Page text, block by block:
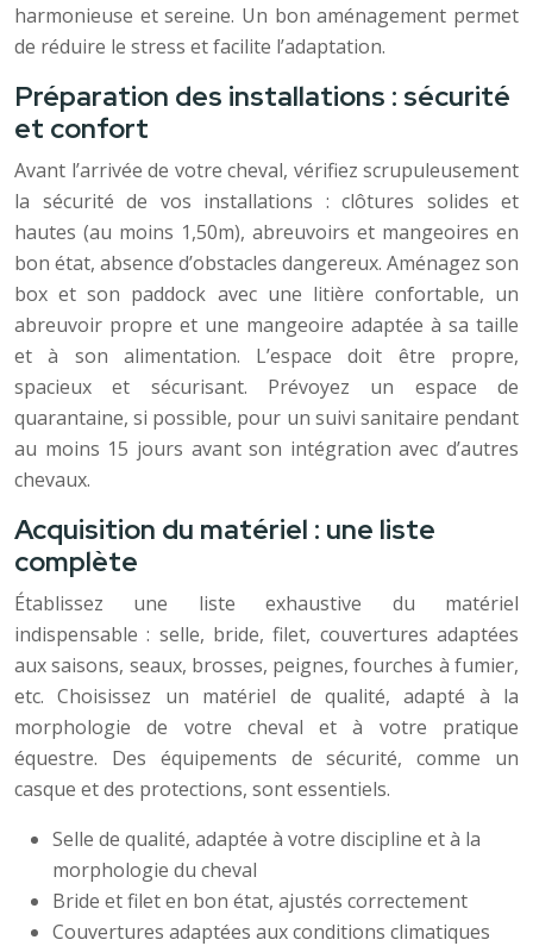
harmonieuse et sereine. Un bon aménagement permet
de réduire le stress et facilite l’adaptation.
Préparation des installations : sécurité
et confort
Avant l’arrivée de votre cheval, vérifiez scrupuleusement
la sécurité de vos installations : clôtures solides et
hautes (au moins 1,50m), abreuvoirs et mangeoires en
bon état, absence d’obstacles dangereux. Aménagez son
box et son paddock avec une litière confortable, un
abreuvoir propre et une mangeoire adaptée à sa taille
et à son alimentation. L’espace doit être propre,
spacieux et sécurisant. Prévoyez un espace de
quarantaine, si possible, pour un suivi sanitaire pendant
au moins 15 jours avant son intégration avec d’autres
chevaux.
Acquisition du matériel : une liste
complète
Établissez une liste exhaustive du matériel
indispensable : selle, bride, filet, couvertures adaptées
aux saisons, seaux, brosses, peignes, fourches à fumier,
etc. Choisissez un matériel de qualité, adapté à la
morphologie de votre cheval et à votre pratique
équestre. Des équipements de sécurité, comme un
casque et des protections, sont essentiels.
Selle de qualité, adaptée à votre discipline et à la
morphologie du cheval
Bride et filet en bon état, ajustés correctement
Couvertures adaptées aux conditions climatiques